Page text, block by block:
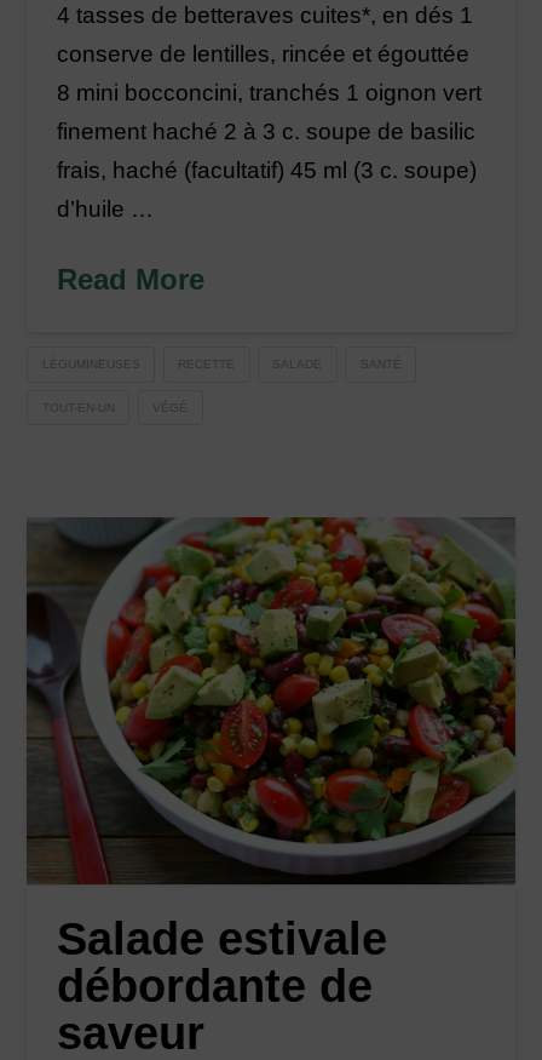
4 tasses de betteraves cuites*, en dés 1
conserve de lentilles, rincée et égouttée
8 mini bocconcini, tranchés 1 oignon vert
finement haché 2 à 3 c. soupe de basilic
frais, haché (facultatif) 45 ml (3 c. soupe)
d’huile …
Read More
LÉGUMINEUSES RECETTE SALADE SANTÉ
TOUT-EN-UN VÉGÉ
Salade estivale
débordante de
saveur